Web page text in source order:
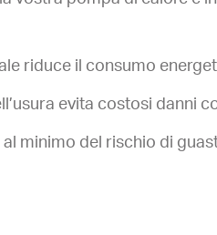
riduce il consumo
evita costosi danni
al minimo del rischio di